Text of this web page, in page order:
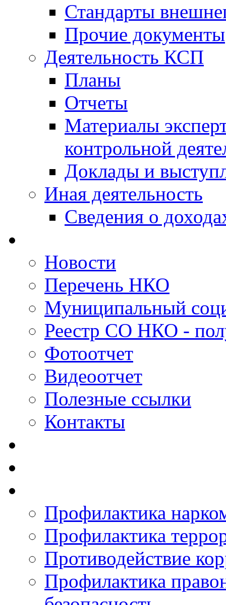
Стандарты
Прочие документы
Деятельность КСП
Планы
Отчеты
Материалы
контрольной
Доклады и
Иная деятельность
Сведения о
Новости
Перечень НКО
Муниципальный
Реестр СО НКО -
Фотоотчет
Видеоотчет
Полезные ссылки
Контакты
Профилактика
Профилактика
Противодействие
Профилактика